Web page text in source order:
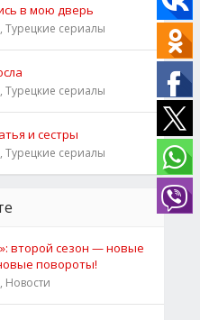
в мою дверь
Турецкие сериалы
Турецкие сериалы
и сестры
Турецкие сериалы
второй сезон — новые
повороты!
Новости